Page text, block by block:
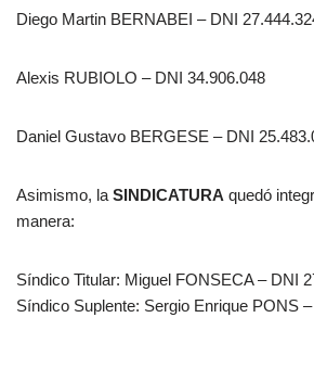
Diego Martin BERNABEI – DNI
Alexis RUBIOLO – DNI 34.906.048
Daniel Gustavo BERGESE – DNI
Asimismo, la SINDICATURA quedó
manera:
Síndico Titular: Miguel FONSECA – DNI
Síndico Suplente: Sergio Enrique PONS